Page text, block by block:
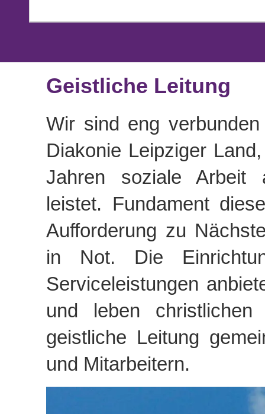
Geistliche Leitung
Wir sind eng
Diakonie Leipziger
Jahren soziale Arbeit
leistet. Fundament
Aufforderung zu
in Not. Die
Serviceleistungen
und leben
geistliche Leitung
und Mitarbeitern.